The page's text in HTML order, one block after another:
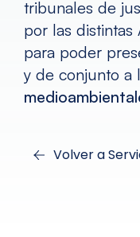
tribunales de
por las distintas
para poder
y de conjunto a
Volver a